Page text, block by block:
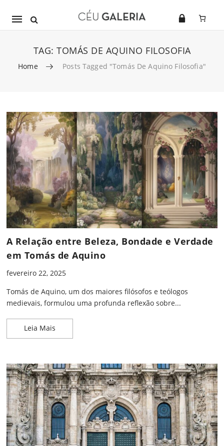
Mobile
TAG: TOMÁS DE AQUINO FILOSOFIA
Home Posts Tagged "Tomás De Aquino Filosofia"
Skip to content
A Relação entre Beleza, Bondade e Verdade
em Tomás de Aquino
fevereiro 22, 2025
Tomás de Aquino, um dos maiores filósofos e teólogos
medievais, formulou uma profunda reflexão sobre...
Leia Mais